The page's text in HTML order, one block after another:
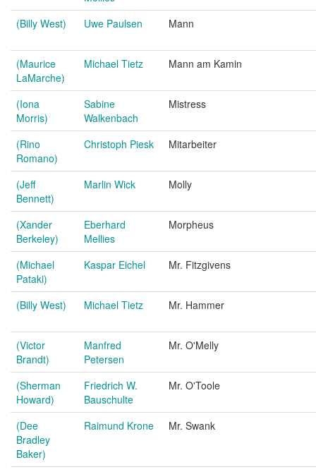
(Billy West)
Uwe Paulsen Mann
(Maurice
LaMarche)
Michael Tietz Mann am Kamin
(Iona
Morris)
Sabine
Walkenbach
Mistress
(Rino
Romano)
Christoph Piesk Mitarbeiter
(Jeff
Bennett)
Marlin Wick Molly
(Xander
Berkeley)
Eberhard
Mellies
Morpheus
(Michael
Pataki)
Kaspar Eichel Mr. Fitzgivens
(Billy West) Michael Tietz Mr. Hammer
(Victor
Brandt)
Manfred
Petersen
Mr. O'Melly
(Sherman
Howard)
Friedrich W.
Bauschulte
Mr. O'Toole
(Dee
Bradley
Baker)
Raimund Krone Mr. Swank